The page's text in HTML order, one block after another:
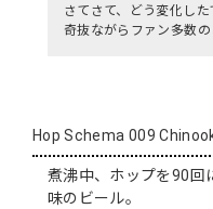
さてさて、どう変化した
奇抜ながらファン多数の
Hop Schema 009
煮沸中、ホップを90回
味のビール。